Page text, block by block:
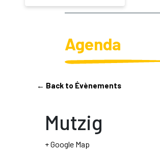
Agenda
← Back to Évènements
Mutzig
+ Google Map